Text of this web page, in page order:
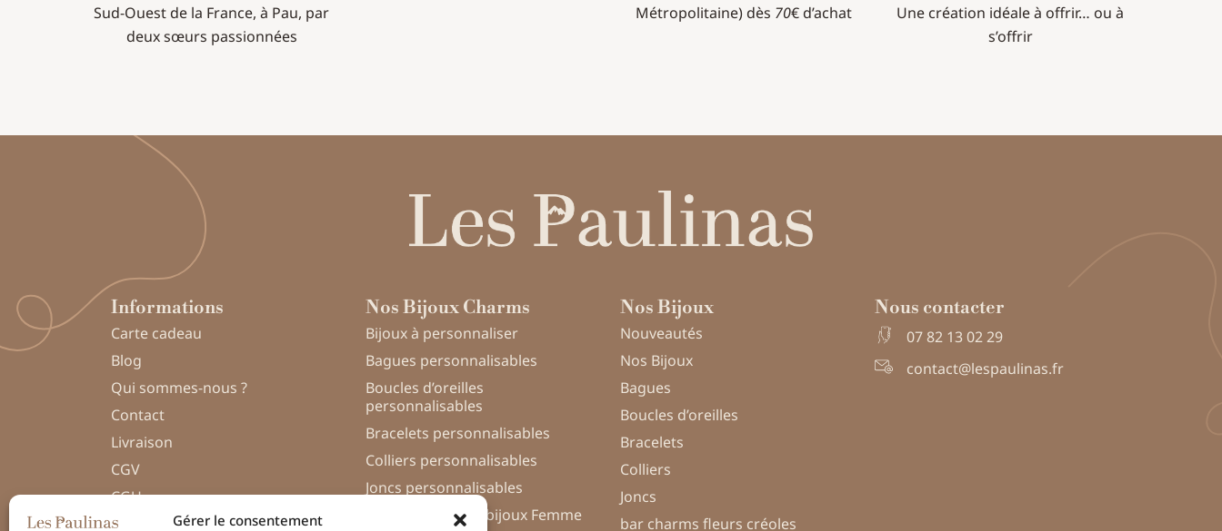
Gérer le consentement
Sud-Ouest de la France, à Pau, par
deux sœurs passionnées
Métropolitaine) dès 70€ d’achat
Une création idéale à offrir… ou à
s’offrir
Informations
Carte cadeau
Blog
Qui sommes-nous ?
Contact
Livraison
CGV
CGU
Politique de confidentialité
Nos Bijoux Charms
Bijoux à personnaliser
Bagues personnalisables
Boucles d’oreilles
personnalisables
Bracelets personnalisables
Colliers personnalisables
Joncs personnalisables
Personnalisation bijoux Femme
Nos Bijoux
Nouveautés
Nos Bijoux
Bagues
Boucles d’oreilles
Bracelets
Colliers
Joncs
bar charms fleurs créoles
Nous contacter
07 82 13 02 29
contact@lespaulinas.fr